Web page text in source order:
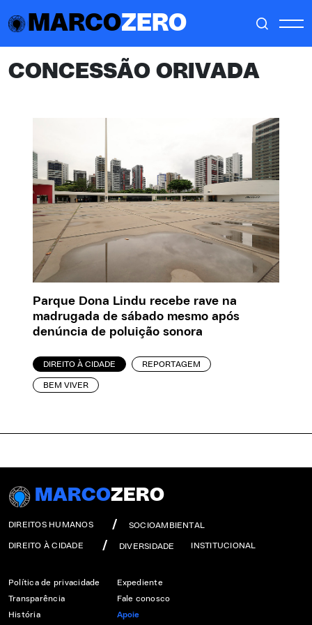
MARCOZERO
CONCESSÃO ORIVADA
Parque Dona Lindu recebe rave na
madrugada de sábado mesmo após
denúncia de poluição sonora
DIREITO À CIDADE REPORTAGEM
BEM VIVER
MARCOZERO
DIREITOS HUMANOS SOCIOAMBIENTAL
DIREITO À CIDADE DIVERSIDADE INSTITUCIONAL
Política de privacidade
Transparência
História
Expediente
Fale conosco
Apoie